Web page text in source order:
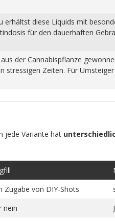
diese Liquids mit
für den dauerhaften
der Cannabispflanze
Zeiten. Für
jede Variante hat
Zugabe von DIY-Shots
nein